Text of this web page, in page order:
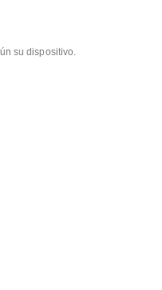
su dispositivo.